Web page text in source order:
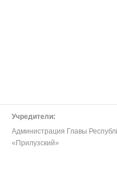
Учредители:
Администрация Главы
«Прилузский»